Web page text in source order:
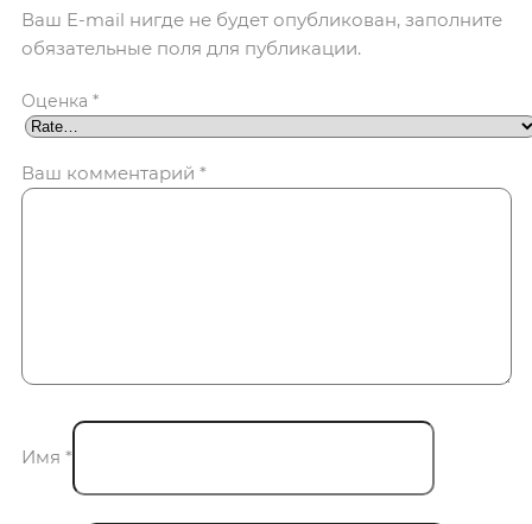
Ваш E-mail нигде не будет опубликован, заполните
обязательные поля для публикации.
Оценка *
Ваш комментарий *
Имя *